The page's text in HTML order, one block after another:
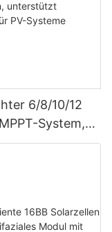
6/8/10/12
System,
bis zu 9